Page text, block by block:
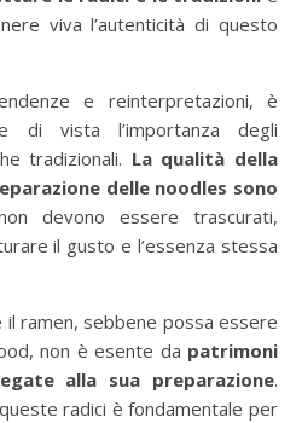
viva l’autenticità di questo
e reinterpretazioni, è
di vista l’importanza degli
tradizionali. La qualità della
delle noodles sono
devono essere trascurati,
il gusto e l’essenza stessa
ramen, sebbene possa essere
non è esente da patrimoni
alla sua preparazione.
radici è fondamentale per